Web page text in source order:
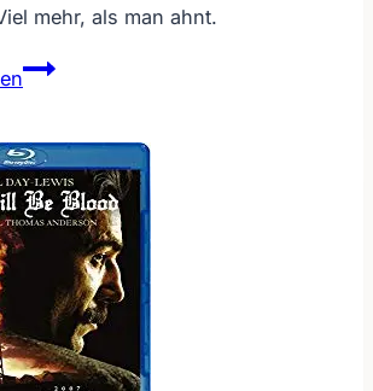
mehr, als man ahnt.
Freddie
Mercury
Gebärdensprache
und
Lippenlesen